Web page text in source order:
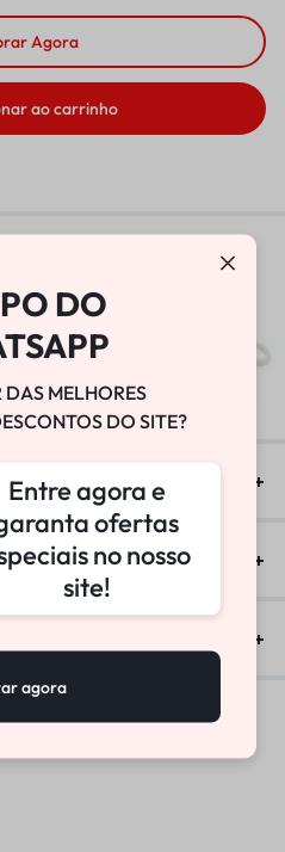
ao carrinho
Agora
DO
DAS MELHORES
DO SITE?
Entre agora e
ofertas
no nosso
site!
agora